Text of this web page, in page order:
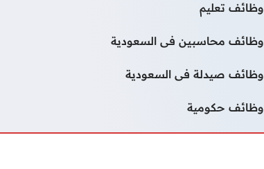
وظائف تعليم
وظائف محاسبين فى السعودية
وظائف صيدلة فى السعودية
وظائف حكومية